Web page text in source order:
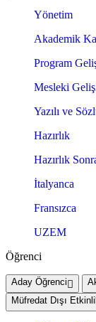
Yönetim
Akademik
Program
Mesleki
Yazılı ve
Hazırlık
Hazırlık
İtalyanca
Fransızca
UZEM
Öğrenci
Aday Öğrenci
Müfredat Dışı